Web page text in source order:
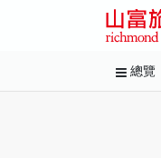
總覽